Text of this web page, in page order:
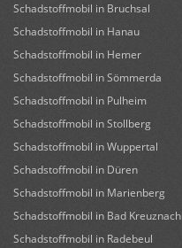
Schadstoffmobil in Bruchsal
Schadstoffmobil in Hanau
Schadstoffmobil in Hemer
Schadstoffmobil in Sömmerda
Schadstoffmobil in Pulheim
Schadstoffmobil in Stollberg
Schadstoffmobil in Wuppertal
Schadstoffmobil in Düren
Schadstoffmobil in Marienberg
Schadstoffmobil in Bad Kreuznach
Schadstoffmobil in Radebeul